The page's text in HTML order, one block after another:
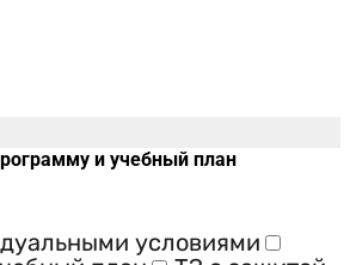
и учебный план
условиями